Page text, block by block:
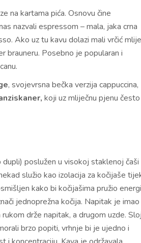
na kartama pića. Osnovu čine
nazvali espressom – mala, jaka crna
Ako uz tu kavu dolazi mali vrčić
brauneru. Posebno je popularan i
, svojevrsna bečka verzija cappuccina,
koji uz mliječnu pjenu često
poslužen u visokoj staklenoj čaši
služio kao izolacija za kočijaše
kako bi kočijašima pružio
jednoprežna kočija. Napitak je imao
drže napitak, a drugom uzde. Sloj
brzo popiti, vrhnje bi je ujedno i